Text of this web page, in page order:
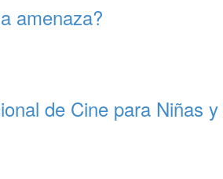
amenaza?
de Cine para Niñas